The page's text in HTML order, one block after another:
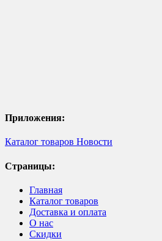
Приложения:
Каталог товаров Новости
Страницы:
Главная
Каталог товаров
Доставка и оплата
О нас
Скидки